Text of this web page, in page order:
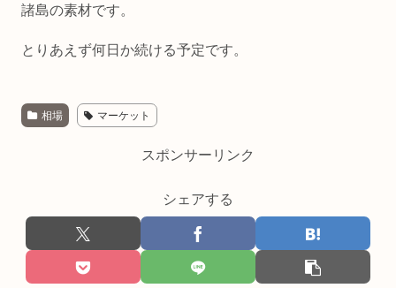
諸島の素材です。
とりあえず何日か続ける予定です。
相場 マーケット
スポンサーリンク
シェアする